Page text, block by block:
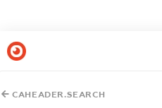
CAHEADER.SEARCH